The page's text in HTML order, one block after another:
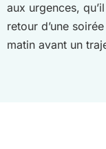
aux urgences,
retour d’une
matin avant un